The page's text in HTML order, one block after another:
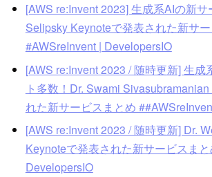
[AWS re:Invent 2023] 生成系AIの新
Selipsky Keynoteで発表された新サ
#AWSreInvent | DevelopersIO
[AWS re:Invent 2023 / 随時更新] 生成
ト多数！Dr. Swami
れた新サービスまとめ
[AWS re:Invent 2023 / 随時更新] Dr.
Keynoteで発表された新サービスま
DevelopersIO